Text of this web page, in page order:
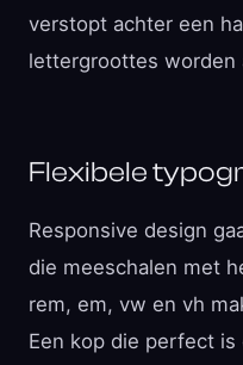
verstopt achter een
lettergroottes worden
Flexibele
Responsive design
die meeschalen met
rem, em, vw en vh
Een kop die perfect